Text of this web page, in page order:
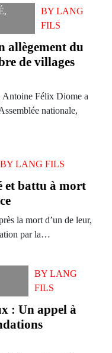
,
BYLANG
FILS
allègement du
de villages
Antoine Félix Diome a
nationale,
BY LANG FILS
et battu à mort
la mort d’un de leur,
par la…
BYLANG
FILS
: Un appel à